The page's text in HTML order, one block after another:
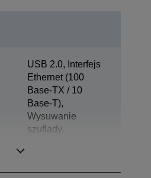
USB 2.0, Interfejs
Ethernet (100
Base-TX / 10
Base-T),
Wysuwanie
szuflady,